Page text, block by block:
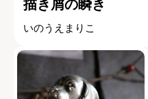
描き屑の瞬き
いのうえまりこ